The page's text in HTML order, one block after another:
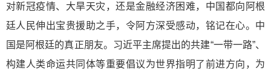
对新冠疫情、大旱天灾，还是金融经济困难，中国都向阿根
廷人民伸出宝贵援助之手，令阿方深受感动，铭记在心。中
国是阿根廷的真正朋友。习近平主席提出的共建“一带一路”、
构建人类命运共同体等重要倡议为世界指明了前进方向，为